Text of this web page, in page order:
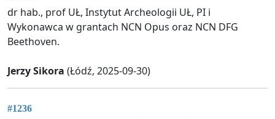
dr hab., prof UŁ, Instytut Archeologii UŁ, PI i
Wykonawca w grantach NCN Opus oraz NCN DFG
Beethoven.
Jerzy Sikora (Łódź, 2025-09-30)
#1236